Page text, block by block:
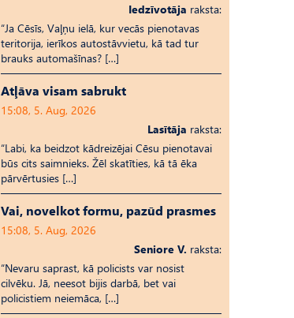
Iedzīvotāja raksta:
“Ja Cēsīs, Vaļņu ielā, kur vecās pienotavas
teritorija, ierīkos autostāvvietu, kā tad tur
brauks automašīnas? […]
Atļāva visam sabrukt
15:08, 5. Aug, 2026
Lasītāja raksta:
“Labi, ka beidzot kādreizējai Cēsu pienotavai
būs cits saimnieks. Žēl skatīties, kā tā ēka
pārvērtusies […]
Vai, novelkot formu, pazūd prasmes
15:08, 5. Aug, 2026
Seniore V. raksta:
“Nevaru saprast, kā policists var nosist
cilvēku. Jā, neesot bijis darbā, bet vai
policistiem neiemāca, […]